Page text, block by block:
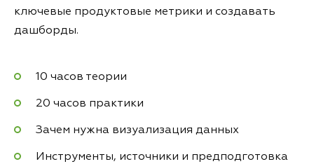
ключевые продуктовые метрики и создавать
дашборды.
10 часов теории
20 часов практики
Зачем нужна визуализация данных
Инструменты, источники и предподготовка